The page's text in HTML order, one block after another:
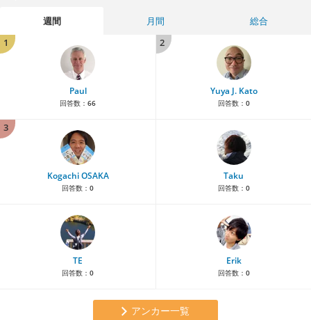
週間 月間
総合
1
Paul
回答数： 66
2
Yuya J. Kato
回答数： 0
3
Kogachi OSAKA
回答数： 0
Taku
回答数： 0
TE
回答数： 0
Erik
回答数： 0
アンカー一覧